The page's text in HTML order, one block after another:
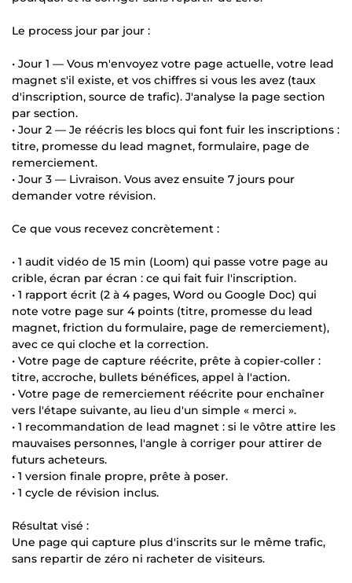
Le process jour par jour :
• Jour 1 — Vous m'envoyez votre page actuelle, votre lead
magnet s'il existe, et vos chiffres si vous les avez (taux
d'inscription, source de trafic). J'analyse la page section
par section.
• Jour 2 — Je réécris les blocs qui font fuir les inscriptions :
titre, promesse du lead magnet, formulaire, page de
remerciement.
• Jour 3 — Livraison. Vous avez ensuite 7 jours pour
demander votre révision.
Ce que vous recevez concrètement :
• 1 audit vidéo de 15 min (Loom) qui passe votre page au
crible, écran par écran : ce qui fait fuir l'inscription.
• 1 rapport écrit (2 à 4 pages, Word ou Google Doc) qui
note votre page sur 4 points (titre, promesse du lead
magnet, friction du formulaire, page de remerciement),
avec ce qui cloche et la correction.
• Votre page de capture réécrite, prête à copier-coller :
titre, accroche, bullets bénéfices, appel à l'action.
• Votre page de remerciement réécrite pour enchaîner
vers l'étape suivante, au lieu d'un simple « merci ».
• 1 recommandation de lead magnet : si le vôtre attire les
mauvaises personnes, l'angle à corriger pour attirer de
futurs acheteurs.
• 1 version finale propre, prête à poser.
• 1 cycle de révision inclus.
Résultat visé :
Une page qui capture plus d'inscrits sur le même trafic,
sans repartir de zéro ni racheter de visiteurs.